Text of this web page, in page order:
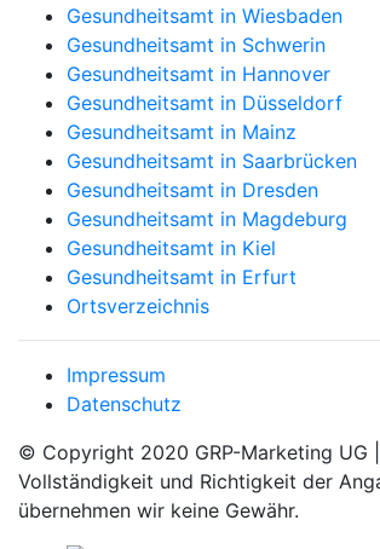
Gesundheitsamt in Wiesbaden
Gesundheitsamt in Schwerin
Gesundheitsamt in Hannover
Gesundheitsamt in Düsseldorf
Gesundheitsamt in Mainz
Gesundheitsamt in Saarbrücken
Gesundheitsamt in Dresden
Gesundheitsamt in Magdeburg
Gesundheitsamt in Kiel
Gesundheitsamt in Erfurt
Ortsverzeichnis
Impressum
Datenschutz
© Copyright 2020 GRP-Marketing UG
Vollständigkeit und Richtigkeit der
übernehmen wir keine Gewähr.